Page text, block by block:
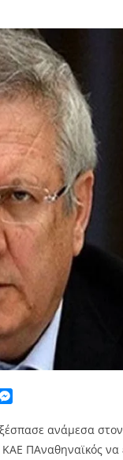
ανάμεσα
ΚΑΕ ΠΑναθηναϊκός να